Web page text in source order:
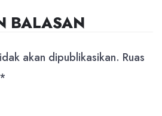
BALASAN
akan dipublikasikan. Ruas
*